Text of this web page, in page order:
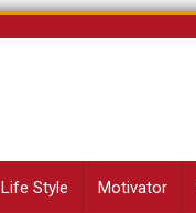
Life Style Motivator